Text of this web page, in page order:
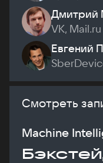
Дмитрий
VK, Mail.ru
Евгений
Смотреть
Machine